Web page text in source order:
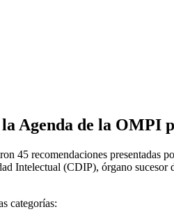
Agenda de la OMPI
45 recomendaciones presentadas
Intelectual (CDIP), órgano
categorías: